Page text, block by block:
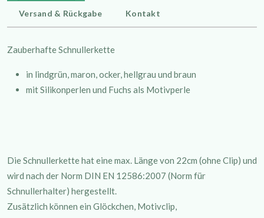
Versand & Rückgabe Kontakt
Zauberhafte Schnullerkette
in lindgrün, maron, ocker, hellgrau und braun
mit Silikonperlen und Fuchs als Motivperle
Die Schnullerkette hat eine max. Länge von 22cm (ohne Clip) und
wird nach der Norm DIN EN 12586:2007 (Norm für
Schnullerhalter) hergestellt.
Zusätzlich können ein Glöckchen, Motivclip,